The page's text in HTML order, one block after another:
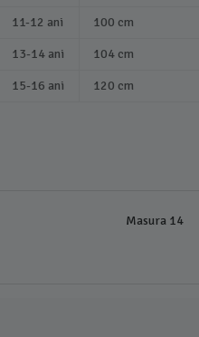
11-12 ani 100 cm
13-14 ani 104 cm
15-16 ani 120 cm
Masura 14